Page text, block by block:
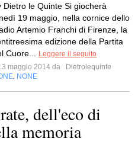
Dietro le Quinte Si giocherà
19 maggio, nella cornice dello
Artemio Franchi di Firenze, la
edizione della Partita
Cuore...
Leggere il seguito
13 maggio 2014 da
Dietrolequinte
NONE
dell'eco di
memoria